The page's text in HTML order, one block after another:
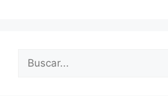
Buscar: